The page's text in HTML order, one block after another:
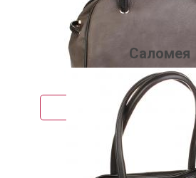
Саломея
1 657 руб.
Подробнее